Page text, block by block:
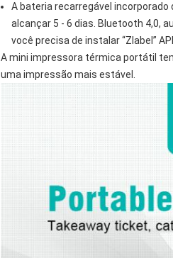
A bateria recarregável
alcançar 5 - 6 dias. Bluetooth 4,0,
você precisa de instalar “Zlabel”
A mini impressora térmica portátil
uma impressão mais estável.